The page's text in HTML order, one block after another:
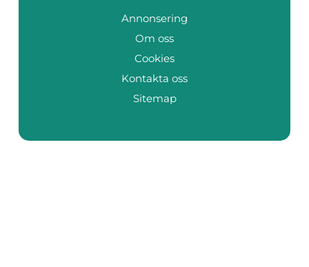
Annonsering
Om oss
Cookies
Kontakta oss
Sitemap